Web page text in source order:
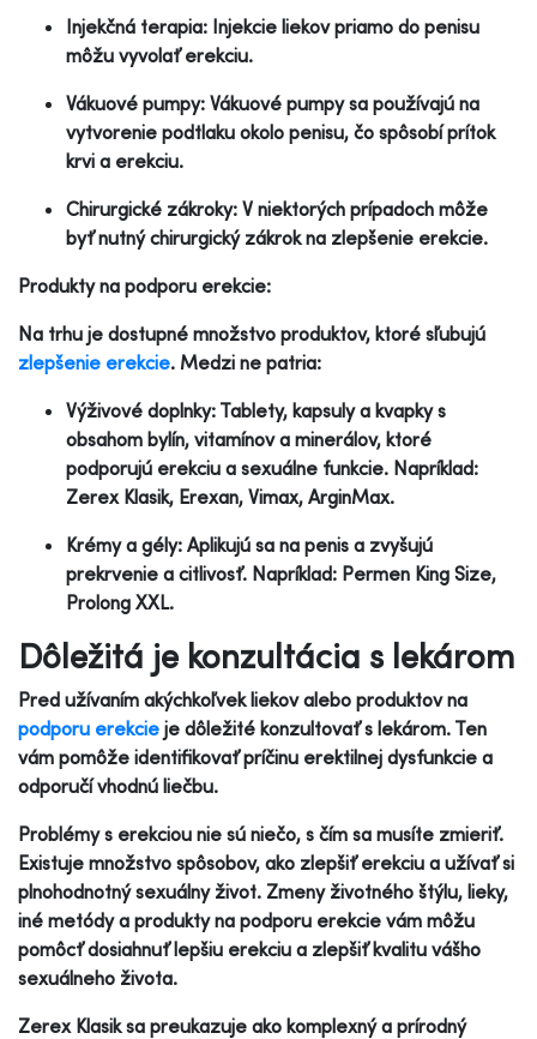
Injekčná terapia: Injekcie liekov priamo do penisu
môžu vyvolať erekciu.
Vákuové pumpy: Vákuové pumpy sa používajú na
vytvorenie podtlaku okolo penisu, čo spôsobí prítok
krvi a erekciu.
Chirurgické zákroky: V niektorých prípadoch môže
byť nutný chirurgický zákrok na zlepšenie erekcie.
Produkty na podporu erekcie:
Na trhu je dostupné množstvo produktov, ktoré sľubujú
zlepšenie erekcie. Medzi ne patria:
Výživové doplnky: Tablety, kapsuly a kvapky s
obsahom bylín, vitamínov a minerálov, ktoré
podporujú erekciu a sexuálne funkcie. Napríklad:
Zerex Klasik, Erexan, Vimax, ArginMax.
Krémy a gély: Aplikujú sa na penis a zvyšujú
prekrvenie a citlivosť. Napríklad: Permen King Size,
Prolong XXL.
Dôležitá je konzultácia s lekárom
Pred užívaním akýchkoľvek liekov alebo produktov na
podporu erekcie je dôležité konzultovať s lekárom. Ten
vám pomôže identifikovať príčinu erektilnej dysfunkcie a
odporučí vhodnú liečbu.
Problémy s erekciou nie sú niečo, s čím sa musíte zmieriť.
Existuje množstvo spôsobov, ako zlepšiť erekciu a užívať si
plnohodnotný sexuálny život. Zmeny životného štýlu, lieky,
iné metódy a produkty na podporu erekcie vám môžu
pomôcť dosiahnuť lepšiu erekciu a zlepšiť kvalitu vášho
sexuálneho života.
Zerex Klasik sa preukazuje ako komplexný a prírodný